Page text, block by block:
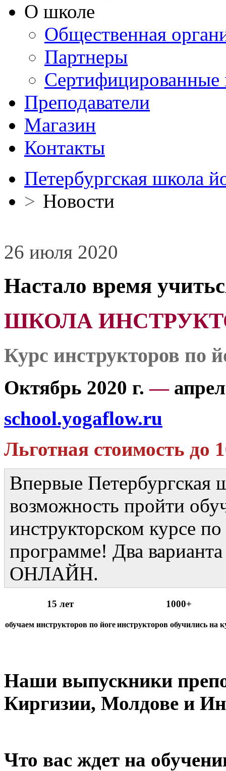
О школе
Общественная
Партнеры
Сертифицированные
Преподаватели
Магазин
Контакты
Петербургская школа
> Новости
26 июля 2020
Настало время
ШКОЛА
Курс инструкторов по
Октябрь 2020 г.—
school.yogaflow.ru
Льготная стоимость до
Впервые Петербургская
возможность пройти
инструкторском курсе
программе! Два
ОНЛАЙН.
15 лет 1000+
обучаем инструкторов по йогеинструкторов обучились на
Наши выпускники
Киргизии, Молдове и
Что вас ждет на